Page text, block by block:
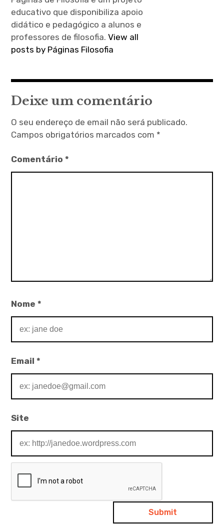
educativo que disponibiliza apoio
didático e pedagógico a alunos e
professores de filosofia.View all
posts by Páginas Filosofia
Deixe um comentário
O seu endereço de email não será publicado.
Campos obrigatórios marcados com *
Comentário*
Nome*
Email*
Site